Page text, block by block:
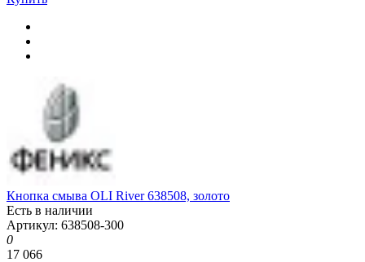
Кнопка смыва OLI River 638508, золото
Есть в наличии
Артикул: 638508-300
0
17 066